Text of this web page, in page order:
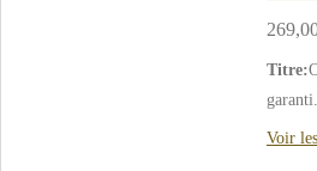
Titre:
garanti.
Voir